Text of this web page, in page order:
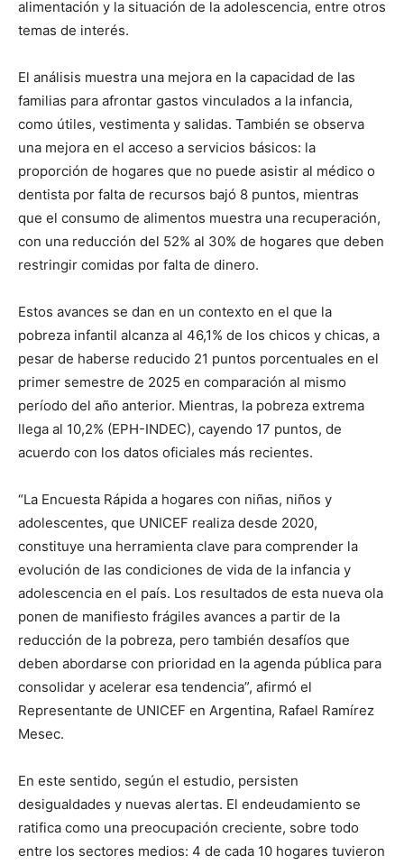
alimentación y la situación de la adolescencia, entre otros
temas de interés.
El análisis muestra una mejora en la capacidad de las
familias para afrontar gastos vinculados a la infancia,
como útiles, vestimenta y salidas. También se observa
una mejora en el acceso a servicios básicos: la
proporción de hogares que no puede asistir al médico o
dentista por falta de recursos bajó 8 puntos, mientras
que el consumo de alimentos muestra una recuperación,
con una reducción del 52% al 30% de hogares que deben
restringir comidas por falta de dinero.
Estos avances se dan en un contexto en el que la
pobreza infantil alcanza al 46,1% de los chicos y chicas, a
pesar de haberse reducido 21 puntos porcentuales en el
primer semestre de 2025 en comparación al mismo
período del año anterior. Mientras, la pobreza extrema
llega al 10,2% (EPH-INDEC), cayendo 17 puntos, de
acuerdo con los datos oficiales más recientes.
“La Encuesta Rápida a hogares con niñas, niños y
adolescentes, que UNICEF realiza desde 2020,
constituye una herramienta clave para comprender la
evolución de las condiciones de vida de la infancia y
adolescencia en el país. Los resultados de esta nueva ola
ponen de manifiesto frágiles avances a partir de la
reducción de la pobreza, pero también desafíos que
deben abordarse con prioridad en la agenda pública para
consolidar y acelerar esa tendencia”, afirmó el
Representante de UNICEF en Argentina, Rafael Ramírez
Mesec.
En este sentido, según el estudio, persisten
desigualdades y nuevas alertas. El endeudamiento se
ratifica como una preocupación creciente, sobre todo
entre los sectores medios: 4 de cada 10 hogares tuvieron